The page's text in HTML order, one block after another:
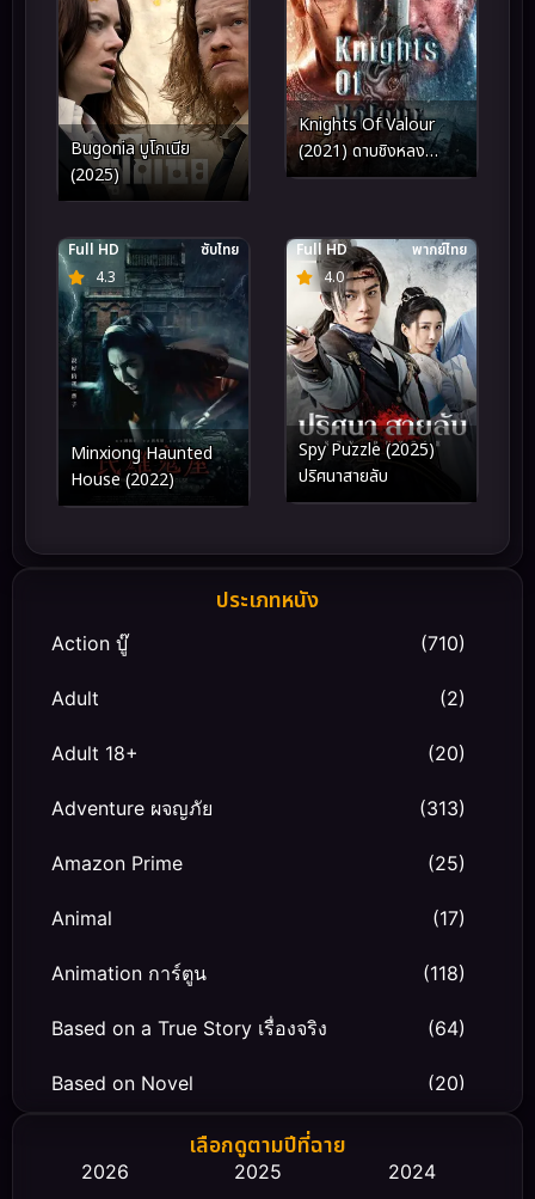
Bugonia บูโกเนีย
(2025)
Knights Of Valour
(2021) ดาบชิงหลง
ยั้นเยว่
4.3
Full HD ซับไทย
Minxiong Haunted
House (2022)
4.0
Full HD พากย์ไทย
Spy Puzzle (2025)
ปริศนาสายลับ
ประเภทหนัง
Action บู๊ (710)
Adult (2)
Adult 18+ (20)
Adventure ผจญภัย (313)
Amazon Prime (25)
Animal (17)
Animation การ์ตูน (118)
Based on a True Story เรื่องจริง (64)
Based on Novel (20)
Biography ชีวิตจริงเลือกดูตามปีที่ฉาย
2026 2025
2024